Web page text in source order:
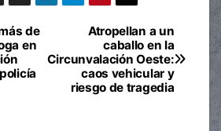
Atropellan a un
caballo en la
Circunvalación Oeste:
caos vehicular y
riesgo de tragedia
de
en